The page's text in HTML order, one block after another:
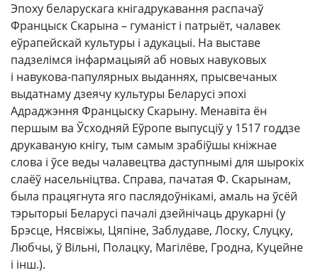
Эпоху беларускага кнігадрукавання распачаў
Францыск Скарына – гуманіст і патрыёт, чалавек
еўрапейскай культуры і адукацыі. На выставе
падзелімся інфармацыяй аб новых навуковых
і навукова-папулярных выданнях, прысвечаных
выдатнаму дзеячу культуры Беларусі эпохі
Адраджэння Францыску Скарыну. Менавіта ён
першым ва Ўсходняй Еўропе выпусціў у 1517 годдзе
друкаваную кнігу, тым самым зрабіўшы кніжнае
слова і ўсе веды чалавецтва даступнымі для шырокіх
слаёў насельніцтва. Справа, пачатая Ф. Скарынам,
была працягнута яго паслядоўнікамі, амаль на ўсёй
тэрыторыі Беларусі пачалі дзейнічаць друкарні (у
Брэсце, Нясвіжы, Цяпіне, Заблудаве, Лоску, Слуцку,
Любчы, ў Вільні, Полацку, Магілёве, Гродна, Куцейне
і інш.).